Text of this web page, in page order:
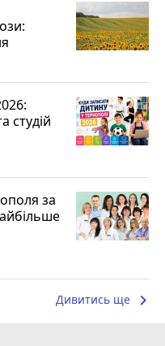
студій
за
Дивитись ще keyboard_arrow_right